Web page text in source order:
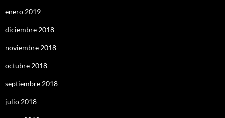
enero 2019
diciembre 2018
noviembre 2018
octubre 2018
septiembre 2018
julio 2018